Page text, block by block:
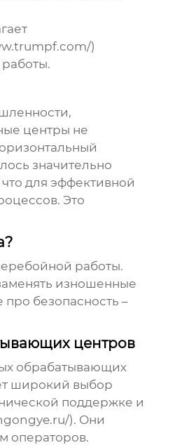
)
центры не
значительно
для эффективной
Это
работы.
изношенные
безопасность –
центров
обрабатывающих
широкий выбор
поддержке и
). Они
операторов.